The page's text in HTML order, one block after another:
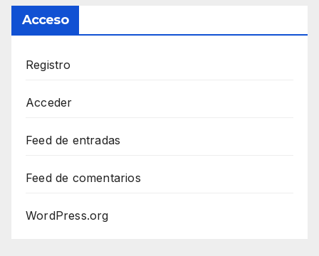
Acceso
Registro
Acceder
Feed de entradas
Feed de comentarios
WordPress.org